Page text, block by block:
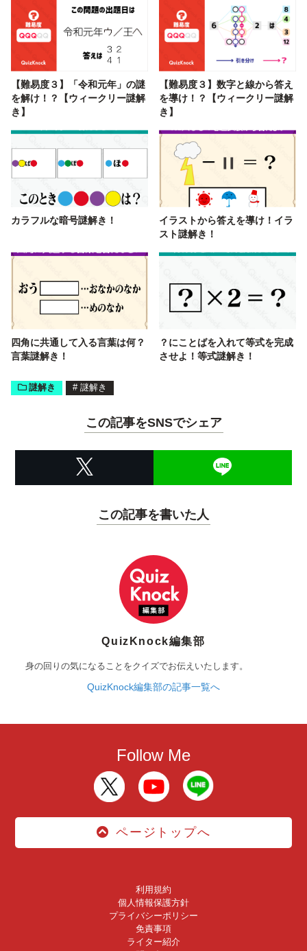
【難易度３】「令和元年」の謎
を解け！？【ウィークリー謎解
き】
【難易度３】数字と線から答え
を導け！？【ウィークリー謎解
き】
カラフルな暗号謎解き！
イラストから答えを導け！イラ
スト謎解き！
四角に共通して入る言葉は何？
言葉謎解き！
？にことばを入れて等式を完成
させよ！等式謎解き！
謎解き # 謎解き
この記事をSNSでシェア
この記事を書いた人
QuizKnock編集部
身の回りの気になることをクイズでお伝えいたします。
QuizKnock編集部の記事一覧へ
Follow Me
ページトップへ
利用規約
個人情報保護方針
プライバシーポリシー
免責事項
ライター紹介